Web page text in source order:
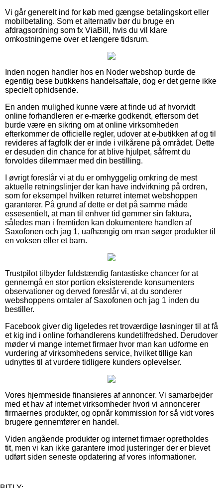
Vi går generelt ind for køb med gængse betalingskort eller
mobilbetaling. Som et alternativ bør du bruge en
afdragsordning som fx ViaBill, hvis du vil klare
omkostningerne over et længere tidsrum.
Inden nogen handler hos en Noder webshop burde de
egentlig bese butikkens handelsaftale, dog er det gerne ikke
specielt ophidsende.
En anden mulighed kunne være at finde ud af hvorvidt
online forhandleren er e-mærke godkendt, eftersom det
burde være en sikring om at online virksomheden
efterkommer de officielle regler, udover at e-butikken af og til
revideres af fagfolk der er inde i vilkårene på området. Dette
er desuden din chance for at blive hjulpet, såfremt du
forvoldes dilemmaer med din bestilling.
I øvrigt foreslår vi at du er omhyggelig omkring de mest
aktuelle retningslinjer der kan have indvirkning på ordren,
som for eksempel hvilken returret internet webshoppen
garanterer. På grund af dette er det på samme måde
essesentielt, at man til enhver tid gemmer sin faktura,
således man i fremtiden kan dokumentere handlen af
Saxofonen och jag 1, uafhængig om man søger produkter til
en voksen eller et barn.
Trustpilot tilbyder fuldstændig fantastiske chancer for at
gennemgå en stor portion eksisterende konsumenters
observationer og derved foreslår vi, at du sonderer
webshoppens omtaler af Saxofonen och jag 1 inden du
bestiller.
Facebook giver dig ligeledes ret troværdige løsninger til at få
et kig ind i online forhandlerens kundetilfredshed. Derudover
møder vi mange internet firmaer hvor man kan udforme en
vurdering af virksomhedens service, hvilket tillige kan
udnyttes til at vurdere tidligere kunders oplevelser.
Vores hjemmeside finansieres af annoncer. Vi samarbejder
med et hav af internet virksomheder hvori vi annoncerer
firmaernes produkter, og opnår kommission for så vidt vores
brugere gennemfører en handel.
Viden angående produkter og internet firmaer opretholdes
tit, men vi kan ikke garantere imod justeringer der er blevet
udført siden seneste opdatering af vores informationer.